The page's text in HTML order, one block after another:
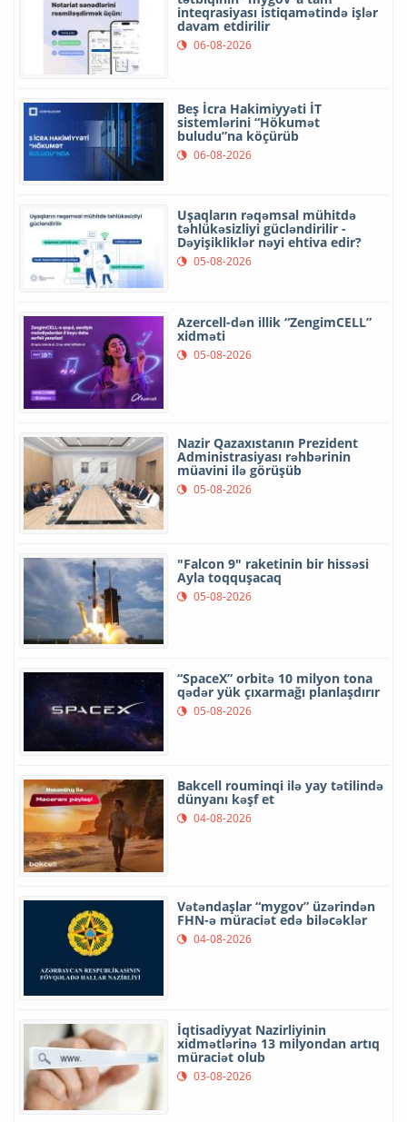
inteqrasiyası istiqamətində işlər
davam etdirilir
06-08-2026
Beş İcra Hakimiyyəti İT
sistemlərini “Hökumət
buludu”na köçürüb
06-08-2026
Uşaqların rəqəmsal mühitdə
təhlükəsizliyi gücləndirilir -
Dəyişikliklər nəyi ehtiva edir?
05-08-2026
Azercell-dən illik “ZengimCELL”
xidməti
05-08-2026
Nazir Qazaxıstanın Prezident
Administrasiyası rəhbərinin
müavini ilə görüşüb
05-08-2026
"Falcon 9" raketinin bir hissəsi
Ayla toqquşacaq
05-08-2026
“SpaceX” orbitə 10 milyon tona
qədər yük çıxarmağı planlaşdırır
05-08-2026
Bakcell rouminqi ilə yay tətilində
dünyanı kəşf et
04-08-2026
Vətəndaşlar “mygov” üzərindən
FHN-ə müraciət edə biləcəklər
04-08-2026
İqtisadiyyat Nazirliyinin
xidmətlərinə 13 milyondan artıq
müraciət olub
03-08-2026